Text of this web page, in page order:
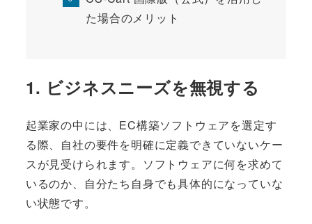
た場合のメリット
1. ビジネスニーズを無視する
起業家の中には、EC構築ソフトウェアを選定す
る際、自社の要件を明確に定義できていないケー
スが見受けられます。ソフトウェアに何を求めて
いるのか、自分たち自身でも具体的になっていな
い状態です。